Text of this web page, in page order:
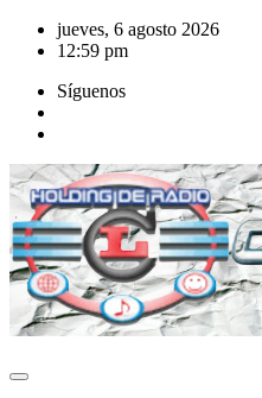
Saltar
jueves, 6 agosto 2026
12:59 pm
Síguenos